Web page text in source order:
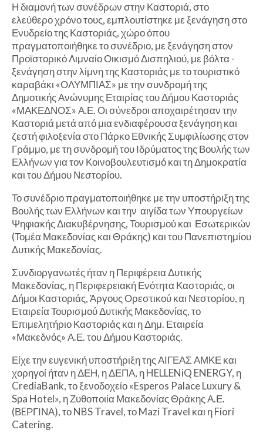
Η διαμονή των συνέδρων στην Καστοριά, στο
ελεύθερο χρόνο τους, εμπλουτίστηκε με ξενάγηση στο
Ενυδρείο της Καστοριάς, χώρο όπου
πραγματοποιήθηκε το συνέδριο, με ξενάγηση στον
Προϊστορικό Λιμναίο Οικισμό Δισπηλιού, με βόλτα -
ξενάγηση στην λίμνη της Καστοριάς με το τουριστικό
καραβάκι «ΟΛΥΜΠΙΑΣ» με την συνδρομή της
Δημοτικής Ανώνυμης Εταιρίας του Δήμου Καστοριάς
«ΜΑΚΕΔΝΟΣ» Α.Ε. Οι σύνεδροι αποχαιρέτησαν την
Καστοριά μετά από μια ενδιαφέρουσα ξενάγηση και
ζεστή φιλοξενία στο Πάρκο Εθνικής Συμφιλίωσης στον
Γράμμο, με τη συνδρομή του Ιδρύματος της Βουλής των
Ελλήνων για τον Κοινοβουλευτισμό και τη Δημοκρατία
και του Δήμου Νεστορίου.
Το συνέδριο πραγματοποιήθηκε με την υποστήριξη της
Βουλής των Ελλήνων και την αιγίδα των Υπουργείων
Ψηφιακής Διακυβέρνησης, Τουρισμού και Εσωτερικών
(Τομέα Μακεδονίας και Θράκης) και του Πανεπιστημίου
Δυτικής Μακεδονίας.
Συνδιοργανωτές ήταν η Περιφέρεια Δυτικής
Μακεδονίας, η Περιφερειακή Ενότητα Καστοριάς, οι
Δήμοι Καστοριάς, Άργους Ορεστικού και Νεστορίου, η
Εταιρεία Τουρισμού Δυτικής Μακεδονίας, το
Επιμελητήριο Καστοριάς και η Δημ. Εταιρεία
«Μακεδνός» Α.Ε. του Δήμου Καστοριάς.
Είχε την ευγενική υποστήριξη της ΑΙΓΕΑΣ ΑΜΚΕ και
χορηγοί ήταν η ΔΕΗ, η ΔΕΠΑ, η HELLENiQ ENERGY, η
CrediaBank, το ξενοδοχείο «Esperos Palace Luxury &
Spa Hotel», η Ζυθοποιία Μακεδονίας Θράκης Α.Ε.
(ΒEΡΓΙΝΑ), το NBS Travel, το Mazi Travel και η Fiori
Catering.